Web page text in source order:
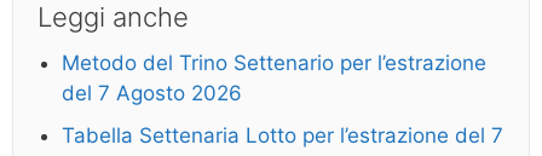
Leggi anche
Metodo del Trino Settenario per l’estrazione
del 7 Agosto 2026
Tabella Settenaria Lotto per l’estrazione del 7